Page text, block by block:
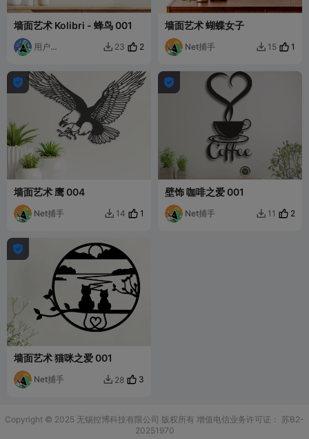
墙面艺术 Kolibri - 蜂鸟 001
用户
 23 2
墙面艺术 蝴蝶女子
Net捕手  15 1

墙面艺术 鹰 004
Net捕手  14 1

壁饰 咖啡之爱 001
Net捕手  11 2

墙面艺术 猫咪之爱 001
Net捕手  28 3
Copyright © 2025 无锡控博科技有限公司 版权所有 增值电信业务许可证： 苏B2-
20251970